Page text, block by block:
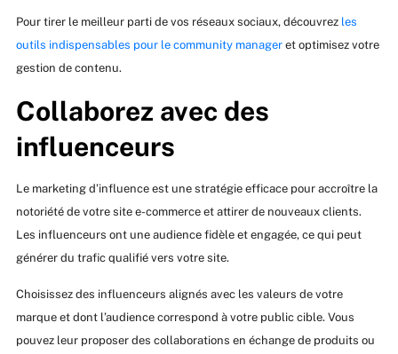
Pour tirer le meilleur parti de vos réseaux sociaux, découvrez les
outils indispensables pour le community manageret optimisez votre
gestion de contenu.
Collaborez avec des
influenceurs
Le marketing d’influence est une stratégie efficace pour accroître la
notoriété de votre site e-commerce et attirer de nouveaux clients.
Les influenceurs ont une audience fidèle et engagée, ce qui peut
générer du trafic qualifié vers votre site.
Choisissez des influenceurs alignés avec les valeurs de votre
marque et dont l’audience correspond à votre public cible. Vous
pouvez leur proposer des collaborations en échange de produits ou